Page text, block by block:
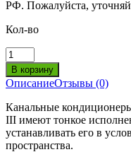
РФ. Пожалуйста,
Кол-во
ОписаниеОтзывы (0)
Канальные
III имеют тонкое
устанавливать его в
пространства.